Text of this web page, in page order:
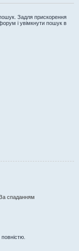
Задля прискорення
і увімкнути пошук в
спаданням